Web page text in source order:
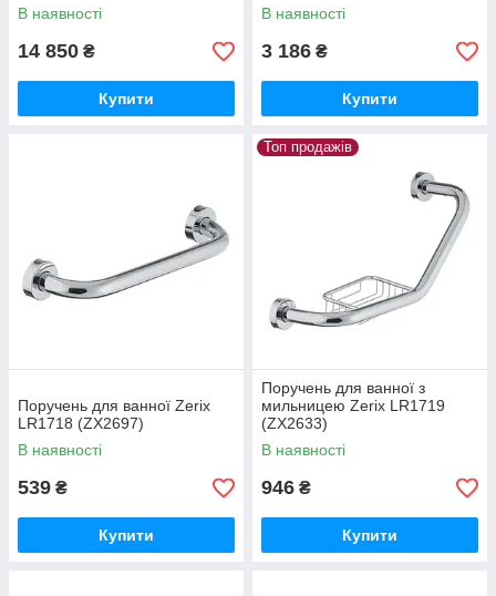
В наявності
14 850 ₴
Купити
В наявності
3 186 ₴
Купити
Поручень для ванної Zerix
LR1718 (ZX2697)
В наявності
539 ₴
Купити
Топ продажів
Поручень для ванної з
мильницею Zerix LR1719
(ZX2633)
В наявності
946 ₴
Купити